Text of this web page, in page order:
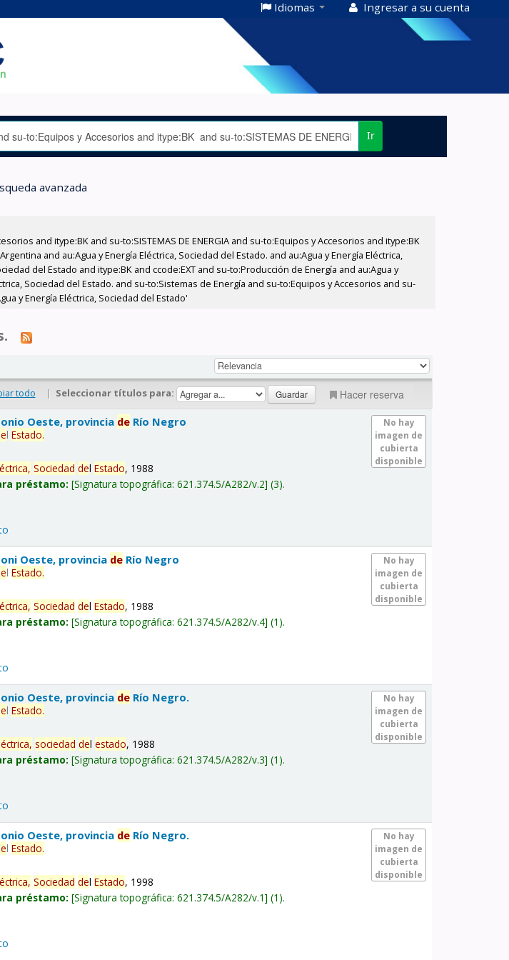
Idiomas Ingresar a su cuenta
Ir
avanzada
and itype:BK and su-to:SISTEMAS DE ENERGIA and su-to:Equipos y Accesorios and itype:BK
and au:Agua y Energía Eléctrica, Sociedad del Estado. and au:Agua y Energía Eléctrica,
del Estado and itype:BK and ccode:EXT and su-to:Producción de Energía and au:Agua y
Sociedad del Estado. and su-to:Sistemas de Energía and su-to:Equipos y Accesorios and su-
y Energía Eléctrica, Sociedad del Estado'
todo | Seleccionar títulos para: Hacer reserva
No hay
imagen de
cubierta
disponible
Oeste, provincia de Río Negro
lEstado.
Sociedad delEstado, 1988
préstamo: Signatura topográfica:621.374.5/A282/v.2 (3).
No hay
imagen de
cubierta
disponible
Oeste, provincia de Río Negro
lEstado.
Sociedad delEstado, 1988
préstamo: Signatura topográfica:621.374.5/A282/v.4 (1).
No hay
imagen de
cubierta
disponible
Oeste, provincia de Río Negro.
lEstado.
sociedad delestado, 1988
préstamo: Signatura topográfica:621.374.5/A282/v.3 (1).
No hay
imagen de
cubierta
disponible
Oeste, provincia de Río Negro.
lEstado.
Sociedad delEstado, 1998
préstamo: Signatura topográfica:621.374.5/A282/v.1 (1).